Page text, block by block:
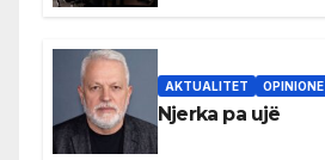
AKTUALITET OPINIONE
Njerka pa ujë